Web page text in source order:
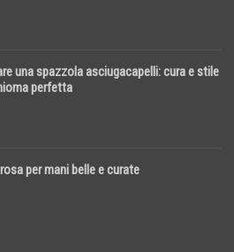
una spazzola asciugacapelli: cura e stile
perfetta
per mani belle e curate